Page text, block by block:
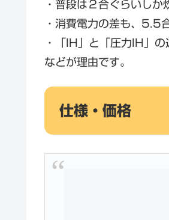
・普段は２合ぐらいしか
・消費電力の差も、
・「IH」と「圧力IH」
などが理由です。
仕様・価格